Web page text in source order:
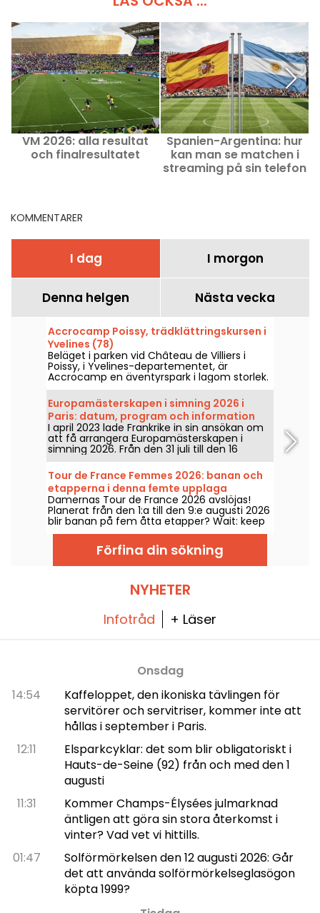
VM 2026: alla resultat
och finalresultatet
Spanien-Argentina: hur
kan man se matchen i
streaming på sin telefon
KOMMENTARER
I dag I morgon
Denna helgen Nästa vecka
Accrocamp Poissy, trädklättringskursen i
Yvelines (78)
Beläget i parken vid Château de Villiers i
Poissy, i Yvelines-departementet, är
Accrocamp en äventyrspark i lagom storlek.
Med sin årliga återöppning i slutet av mars
är denna plats i naturen den perfekta miljön
för att ge sig ut bland träden.
Europamästerskapen i simning 2026 i
Paris: datum, program och information
om tävlingen
I april 2023 lade Frankrike in sin ansökan om
att få arrangera Europamästerskapen i
simning 2026. Från den 31 juli till den 16
augusti väntar Centre Aquatique Olympique
på att du kommer för att heja på våra
simmare. Här är all information du behöver
känna till om tävlingen och grenarna!
Tour de France Femmes 2026: banan och
etapperna i denna femte upplaga
Damernas Tour de France 2026 avslöjas!
Planerat från den 1:a till den 9:e augusti 2026
blir banan på fem åtta etapper? Wait: keep
consistent: 9 etapper. Start i Schweiz och
mål i Nice. Ta reda på vad som väntar i år.
Förfina din sökning
NYHETER
Infotråd + Läser
Onsdag
14:54
Kaffeloppet, den ikoniska tävlingen för
servitörer och servitriser, kommer inte att
hållas i september i Paris.
12:11
Elsparkcyklar: det som blir obligatoriskt i
Hauts-de-Seine (92) från och med den 1
augusti
11:31
Kommer Champs-Élysées julmarknad
äntligen att göra sin stora återkomst i
vinter? Vad vet vi hittills.
01:47
Solförmörkelsen den 12 augusti 2026: Går
det att använda solförmörkelseglasögon
köpta 1999?